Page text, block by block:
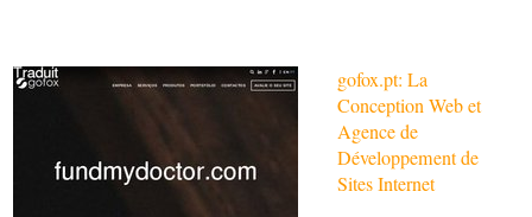
gofox.pt: La
Conception Web et
Agence de
Développement de
Sites Internet